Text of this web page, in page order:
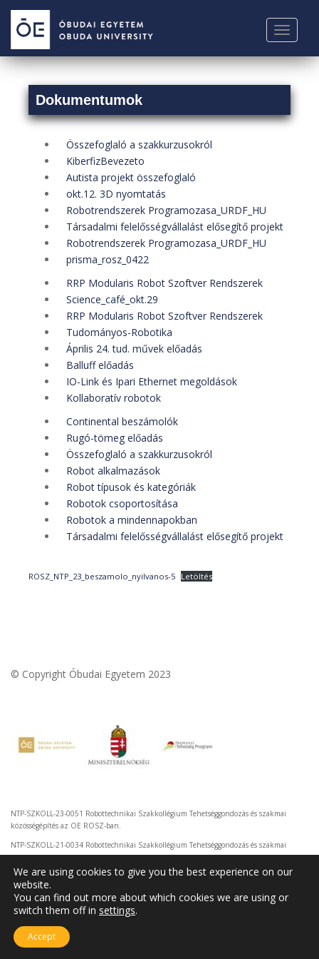
p
Dokumentumok
Összefoglaló a szakkurzusokról
KiberfizBevezeto
Autista projekt összefoglaló
okt.12. 3D nyomtatás
Robotrendszerek Programozasa_URDF_HU
Társadalmi felelősségvállalást elősegítő projekt
Robotrendszerek Programozasa_URDF_HU
prisma_rosz_0422
RRP Modularis Robot Szoftver Rendszerek
Science_café_okt.29
RRP Modularis Robot Szoftver Rendszerek
Tudományos-Robotika
Április 24. tud. művek előadás
Balluff előadás
IO-Link és Ipari Ethernet megoldások
Kollaboratív robotok
Continental beszámolók
Rugó-tömeg előadás
Összefoglaló a szakkurzusokról
Robot alkalmazások
Robot típusok és kategóriák
Robotok csoportosítása
Robotok a mindennapokban
Társadalmi felelősségvállalást elősegítő projekt
ROSZ_NTP_23_beszamolo_nyilvanos-5 Letöltés
© Copyright Óbudai Egyetem 2023
NTP-SZKOLL-23-0051 Robottechnikai Szakkollégium Tehetséggondozás és szakmai
közösségépítés az OE ROSZ-ban.
NTP-SZKOLL-21-0034 Robottechnikai Szakkollégium Tehetséggondozás és szakmai
közösségépítés az OE ROSZ-ban.
We are using cookies to give you the best experience on our
website.
You can find out more about which cookies we are using or
switch them off in settings.
Accept